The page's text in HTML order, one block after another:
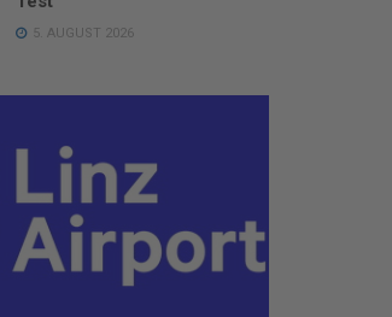
5. AUGUST 2026